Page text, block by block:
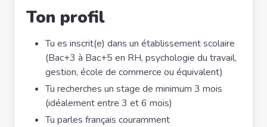
Ton profil
Tu es inscrit(e) dans un établissement scolaire
(Bac+3 à Bac+5 en RH, psychologie du travail,
gestion, école de commerce ou équivalent)
Tu recherches un stage de minimum 3 mois
(idéalement entre 3 et 6 mois)
Tu parles français couramment